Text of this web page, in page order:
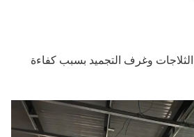
وغرف التجميد بسبب كفاءة